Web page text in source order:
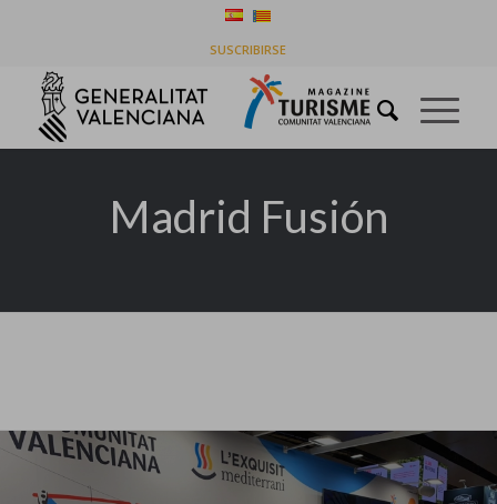
SUSCRIBIRSE
Madrid Fusión